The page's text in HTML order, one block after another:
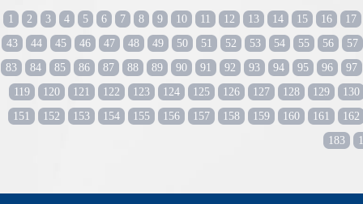
1 2 3 4 5 6 7 8 9 10 11 12 13 14 15 16
17
43
44 45 46 47 48 49 50 51 52 53 54 55 56
57
83
84 85 86 87 88 89 90 91 92 93 94 95 96
97
119
120 121 122 123 124 125 126 127 128 129
130
151
152 153 154 155 156 157 158 159 160 161
162
183